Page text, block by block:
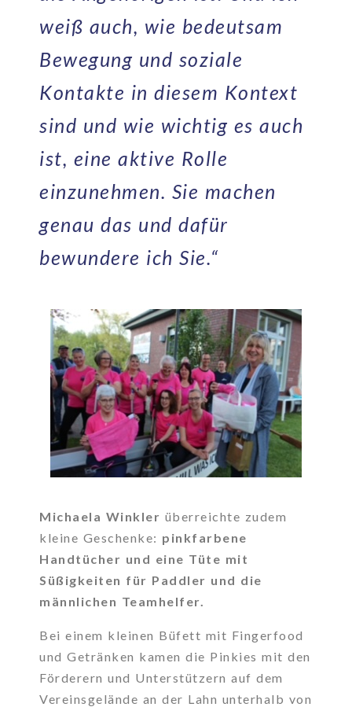
weiß auch, wie bedeutsam
Bewegung und soziale
Kontakte in diesem Kontext
sind und wie wichtig es auch
ist, eine aktive Rolle
einzunehmen. Sie machen
genau das und dafür
bewundere ich Sie.“
Michaela Winkler überreichte zudem
kleine Geschenke: pinkfarbene
Handtücher und eine Tüte mit
Süßigkeiten für Paddler und die
männlichen Teamhelfer.
Bei einem kleinen Büfett mit Fingerfood
und Getränken kamen die Pinkies mit den
Förderern und Unterstützern auf dem
Vereinsgelände an der Lahn unterhalb von